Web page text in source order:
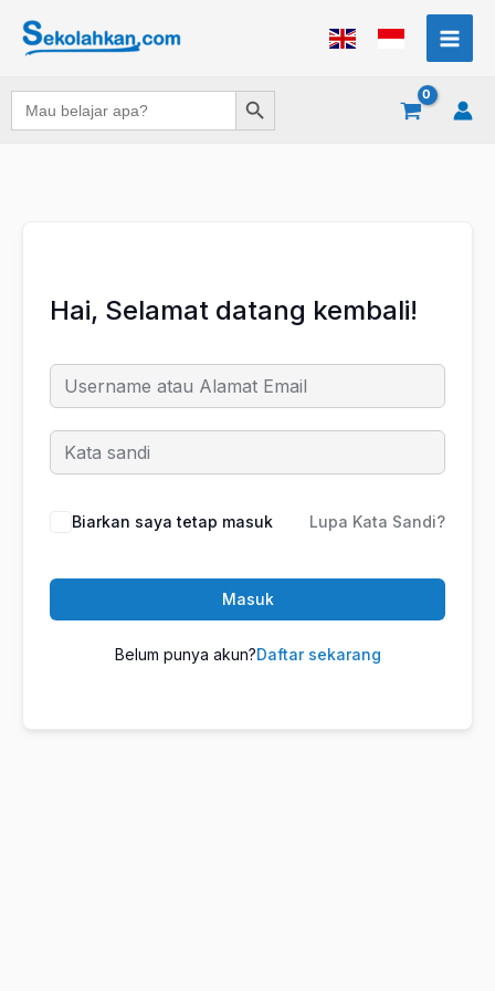
Search
for:
Search Button
Hai, Selamat datang kembali!
Biarkan saya tetap masuk Lupa Kata Sandi?
Masuk
Belum punya akun?Daftar sekarang